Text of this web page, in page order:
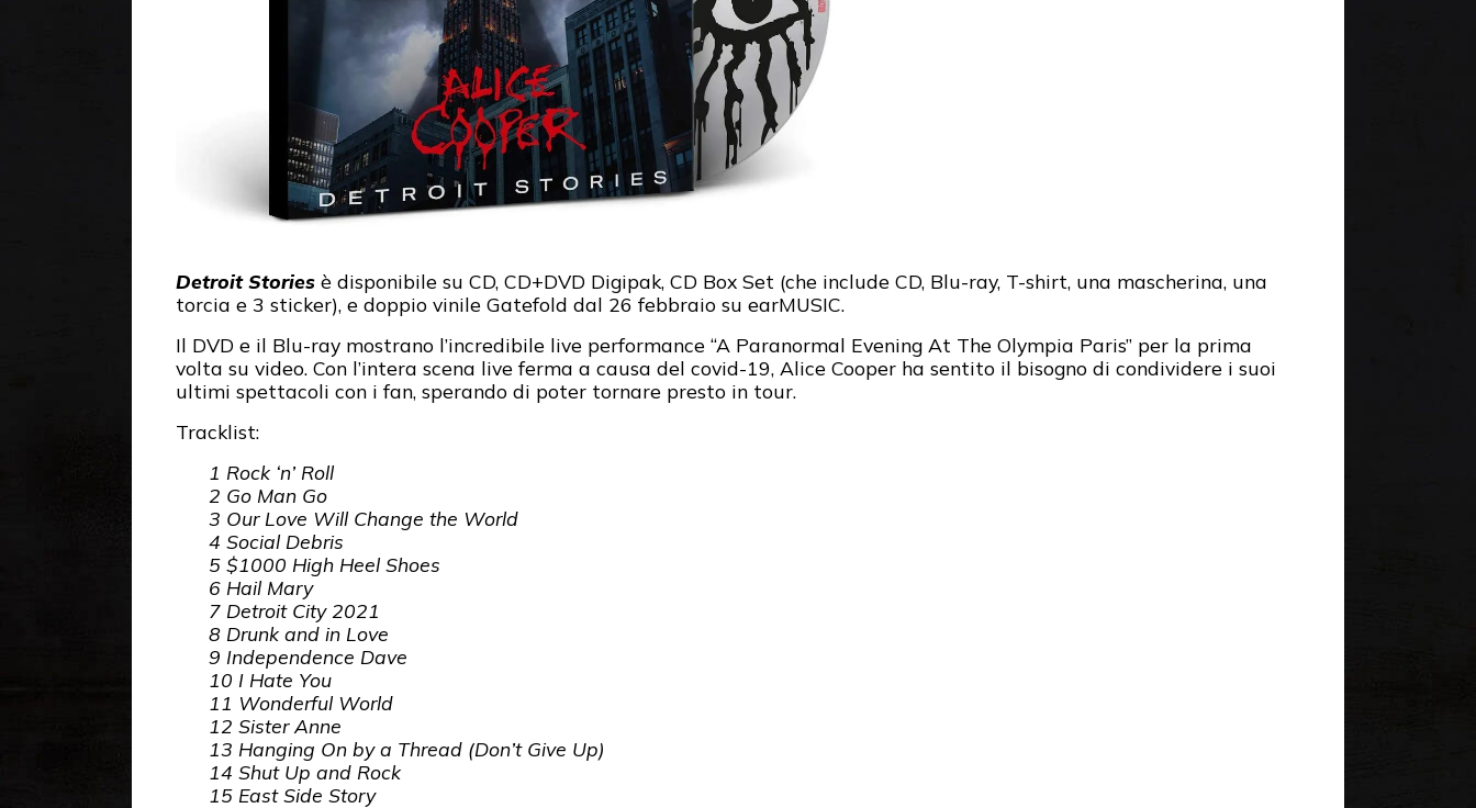
Detroit Stories è disponibile su CD, CD+DVD Digipak, CD Box Set (che include CD, Blu-ray, T-shirt, una mascherina, una
torcia e 3 sticker), e doppio vinile Gatefold dal 26 febbraio su earMUSIC.
Il DVD e il Blu-ray mostrano l’incredibile live performance “A Paranormal Evening At The Olympia Paris” per la prima
volta su video. Con l’intera scena live ferma a causa del covid-19, Alice Cooper ha sentito il bisogno di condividere i suoi
ultimi spettacoli con i fan, sperando di poter tornare presto in tour.
Tracklist:
1 Rock ‘n’ Roll
2 Go Man Go
3 Our Love Will Change the World
4 Social Debris
5 $1000 High Heel Shoes
6 Hail Mary
7 Detroit City 2021
8 Drunk and in Love
9 Independence Dave
10 I Hate You
11 Wonderful World
12 Sister Anne
13 Hanging On by a Thread (Don’t Give Up)
14 Shut Up and Rock
15 East Side Story